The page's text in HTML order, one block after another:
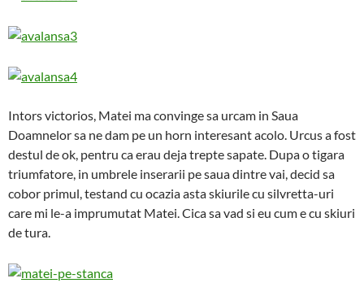
Intors victorios, Matei ma convinge sa urcam in Saua
Doamnelor sa ne dam pe un horn interesant acolo. Urcus a fost
destul de ok, pentru ca erau deja trepte sapate. Dupa o tigara
triumfatore, in umbrele inserarii pe saua dintre vai, decid sa
cobor primul, testand cu ocazia asta skiurile cu silvretta-uri
care mi le-a imprumutat Matei. Cica sa vad si eu cum e cu skiuri
de tura.